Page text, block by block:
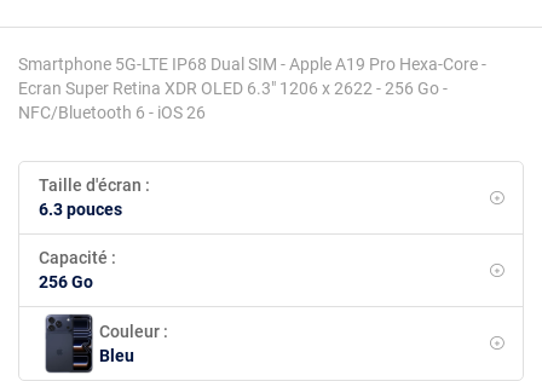
Smartphone 5G-LTE IP68 Dual SIM - Apple A19 Pro Hexa-Core -
Ecran Super Retina XDR OLED 6.3" 1206 x 2622 - 256 Go -
NFC/Bluetooth 6 - iOS 26
Taille d'écran :
6.3 pouces
Capacité :
256 Go
Couleur :
Bleu